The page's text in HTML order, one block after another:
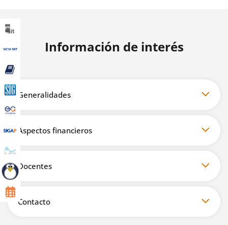
Información de interés
Generalidades
Aspectos financieros
Docentes
Contacto